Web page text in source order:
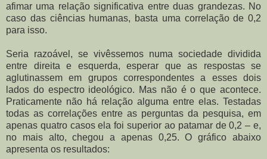
afimar uma relação significativa entre duas grandezas. No
caso das ciências humanas, basta uma correlação de 0,2
para isso.
Seria razoável, se vivêssemos numa sociedade dividida
entre direita e esquerda, esperar que as respostas se
aglutinassem em grupos correspondentes a esses dois
lados do espectro ideológico. Mas não é o que acontece.
Praticamente não há relação alguma entre elas. Testadas
todas as correlações entre as perguntas da pesquisa, em
apenas quatro casos ela foi superior ao patamar de 0,2 – e,
no mais alto, chegou a apenas 0,25. O gráfico abaixo
apresenta os resultados: